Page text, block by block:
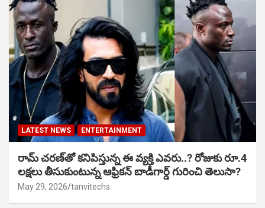
LATEST NEWS ENTERTAINMENT
రామ్ చరణ్‌తో కనిపిస్తున్న ఈ వ్యక్తి ఎవరు..? రోజుకు రూ.4
లక్షలు తీసుకుంటున్న ఆఫ్రికన్ బాడీగార్డ్ గురించి తెలుసా?
May 29, 2026 tanvitechs